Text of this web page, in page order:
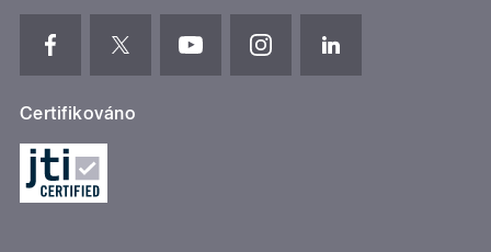
Certifikováno